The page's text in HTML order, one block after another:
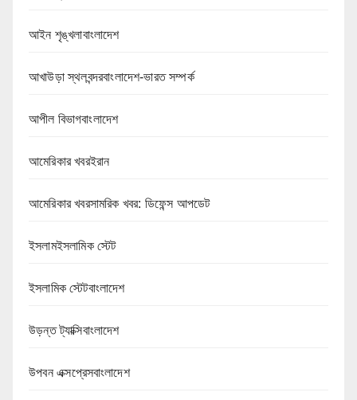
আইন শৃঙ্খলাবাংলাদেশ
আখাউড়া স্থলবন্দরবাংলাদেশ-ভারত সম্পর্ক
আপীল বিভাগবাংলাদেশ
আমেরিকার খবরইরান
আমেরিকার খবরসামরিক খবর: ডিফেন্স আপডেট
ইসলামইসলামিক স্টেট
ইসলামিক স্টেটবাংলাদেশ
উড়ন্ত ট্যাক্সিবাংলাদেশ
উপবন এক্সপ্রেসবাংলাদেশ